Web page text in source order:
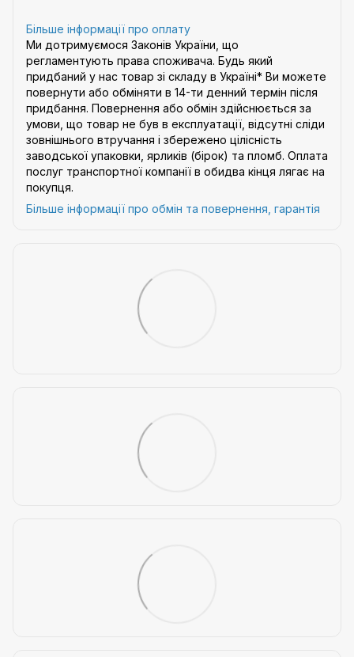
Більше інформації про оплату
Ми дотримуємося Законів України, що
регламентують права споживача. Будь який
придбаний у нас товар зі складу в Україні* Ви можете
повернути або обміняти в 14-ти денний термін після
придбання. Повернення або обмін здійснюється за
умови, що товар не був в експлуатації, відсутні сліди
зовнішнього втручання і збережено цілісність
заводської упаковки, ярликів (бірок) та пломб. Оплата
послуг транспортної компанії в обидва кінця лягає на
покупця.
Більше інформації про обмін та повернення, гарантія